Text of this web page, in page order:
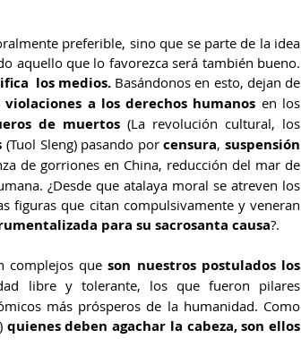
preferible, sino que se parte de la idea
aquello que lo favorezca será también bueno.
los medios. Basándonos en esto, dejan de
violaciones a los derechos humanos en los
de muertos (La revolución cultural, los
(Tuol Sleng) pasando por censura, suspensión
de gorriones en China, reducción del mar de
¿Desde que atalaya moral se atreven los
figuras que citan compulsivamente y veneran
para su sacrosanta causa?.
complejos que son nuestros postulados los
libre y tolerante, los que fueron pilares
más prósperos de la humanidad. Como
quienes deben agachar la cabeza, son ellos